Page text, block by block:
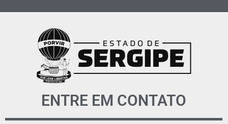
ENTRE EM CONTATO